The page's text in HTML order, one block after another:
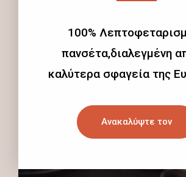
100%
πανσέτα,διαλεγμένη
καλύτερα σφαγεία της
Ανακαλύψτε τον